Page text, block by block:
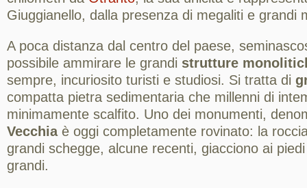
Giuggianello, dalla presenza di megaliti e grandi
A poca distanza dal centro del paese,
possibile ammirare le grandi strutture
sempre, incuriosito turisti e studiosi. Si tratta di
compatta pietra sedimentaria che millenni di
minimamente scalfito. Uno dei monumenti,
Vecchiaè oggi completamente rovinato: la
grandi schegge, alcune recenti, giacciono ai
grandi.